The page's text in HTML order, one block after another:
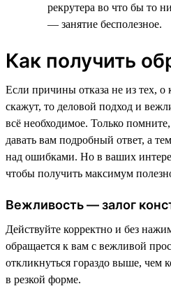
рекрутера во что бы то
— занятие бесполезное.
Как получить
Если причины отказа не из тех, о
скажут, то деловой подход и
всё необходимое. Только
давать вам подробный ответ, а
над ошибками. Но в ваших
чтобы получить максимум
Вежливость — залог
Действуйте корректно и без
обращается к вам с вежливой
откликнуться гораздо выше, чем
в резкой форме.